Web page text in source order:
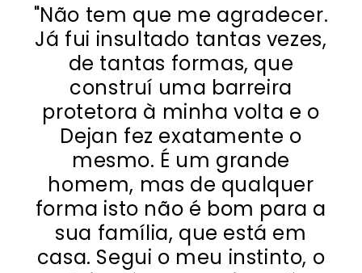
"Não tem que me agradecer.
Já fui insultado tantas vezes,
de tantas formas, que
construí uma barreira
protetora à minha volta e o
Dejan fez exatamente o
mesmo. É um grande
homem, mas de qualquer
forma isto não é bom para a
sua família, que está em
casa. Segui o meu instinto, o